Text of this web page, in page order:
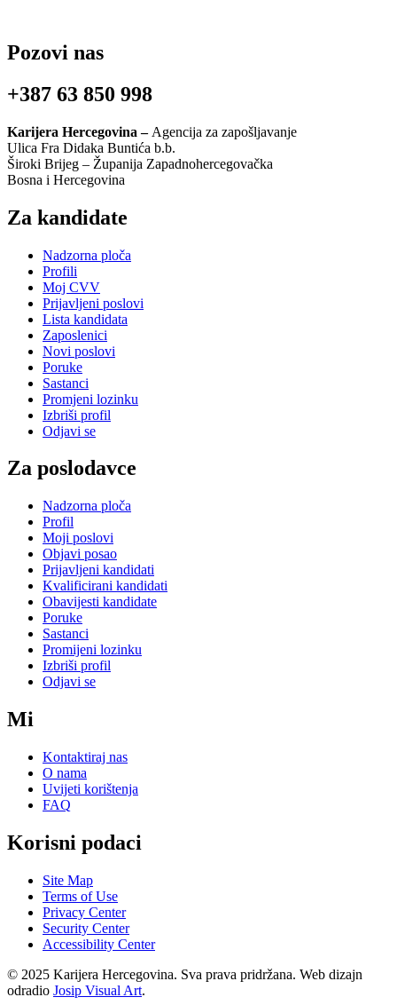
Pozovi nas
+387 63 850 998
Karijera Hercegovina – Agencija za zapošljavanje
Ulica Fra Didaka Buntića b.b.
Široki Brijeg – Županija Zapadnohercegovačka
Bosna i Hercegovina
Za kandidate
Nadzorna ploča
Profili
Moj CVV
Prijavljeni poslovi
Lista kandidata
Zaposlenici
Novi poslovi
Poruke
Sastanci
Promjeni lozinku
Izbriši profil
Odjavi se
Za poslodavce
Nadzorna ploča
Profil
Moji poslovi
Objavi posao
Prijavljeni kandidati
Kvalificirani kandidati
Obavijesti kandidate
Poruke
Sastanci
Promijeni lozinku
Izbriši profil
Odjavi se
Mi
Kontaktiraj nas
O nama
Uvijeti korištenja
FAQ
Korisni podaci
Site Map
Terms of Use
Privacy Center
Security Center
Accessibility Center
© 2025 Karijera Hercegovina. Sva prava pridržana. Web dizajn
odradio Josip Visual Art.